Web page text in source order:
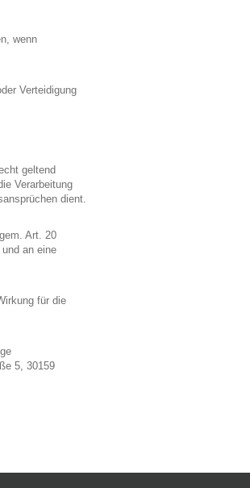
wenn
Verteidigung
geltend
Verarbeitung
dient.
Art. 20
an eine
für die
5, 30159